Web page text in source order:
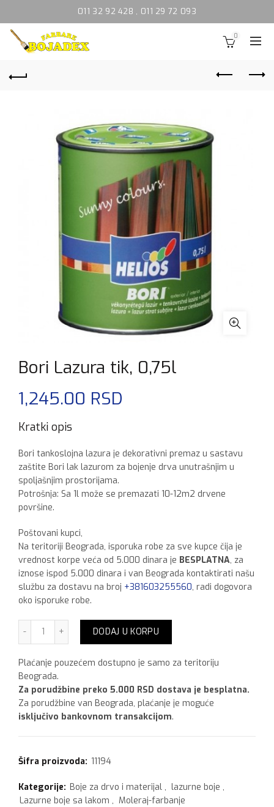
011 32 92 428 , 011 29 72 093
0
Bori Lazura tik, 0,75l
1,245.00 RSD
Kratki opis
Bori tankoslojna lazura je dekorativni premaz u sastavu
zaštite Bori lak lazurom za bojenje drva unutrašnjim u
spoljašnjim prostorijama.
Potrošnja: Sa 1l može se premazati 10-12m2 drvene
površine.
Poštovani kupci,
Na teritoriji Beograda, isporuka robe za sve kupce čija je
vrednost korpe veća od 5.000 dinara je BESPLATNA, za
iznose ispod 5.000 dinara i van Beograda kontaktirati našu
službu za dostavu na broj +381603255560, radi dogovora
oko isporuke robe.
Bori Lazura tik, 0,75l količina
DODAJ U KORPU
Plaćanje pouzećem dostupno je samo za teritoriju
Beograda.
Za porudžbine preko 5.000 RSD dostava je besplatna.
Za porudžbine van Beograda, plaćanje je moguće
isključivo bankovnom transakcijom.
Šifra proizvoda: 11194
Kategorije: Boje za drvo i materijal , lazurne boje ,
Lazurne boje sa lakom , Moleraj-farbanje